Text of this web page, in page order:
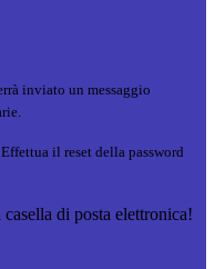
inviato un messaggio
il reset della password
di posta elettronica!